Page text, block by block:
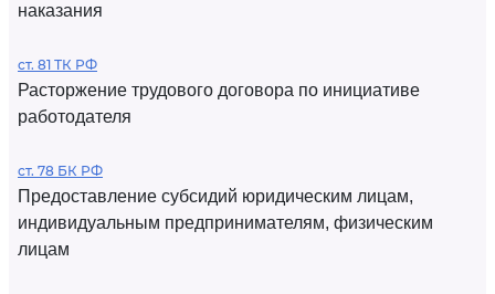
наказания
ст. 81 ТК РФ
Расторжение трудового договора по инициативе
работодателя
ст. 78 БК РФ
Предоставление субсидий юридическим лицам,
индивидуальным предпринимателям, физическим
лицам